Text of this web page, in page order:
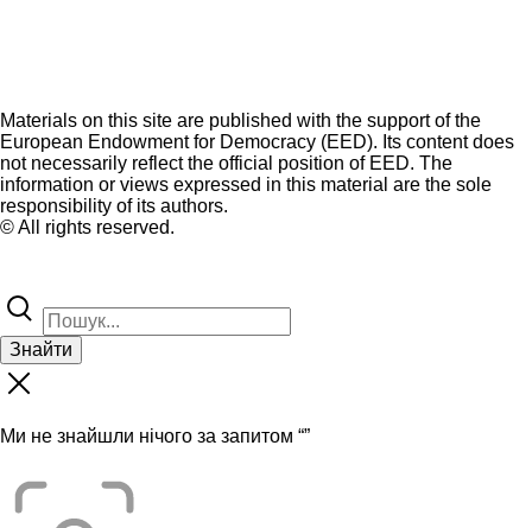
Materials on this site are published with the support of the
European Endowment for Democracy (EED). Its content does
not necessarily reflect the official position of EED. The
information or views expressed in this material are the sole
responsibility of its authors.
© All rights reserved.
Знайти
Ми не знайшли нічого за запитом “”